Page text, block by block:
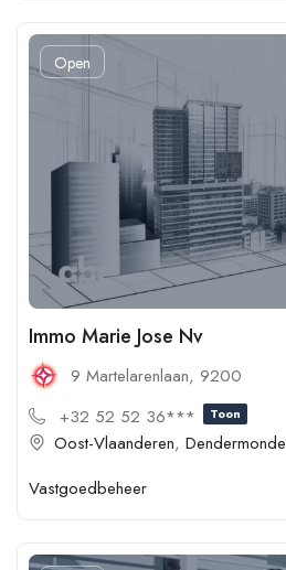
Open
Immo Marie Jose Nv
9 Martelarenlaan, 9200
+32 52 52 36***
Toon
Oost-Vlaanderen, Dendermonde
Vastgoedbeheer